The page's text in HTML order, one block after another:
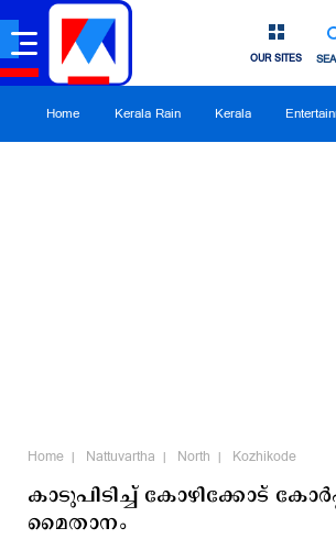
OUR SITES
Home Kerala Rain Kerala
Home Nattuvartha North Kozhikode
കാടുപിടിച്ച് കോഴിക്കോട്
മൈതാനം